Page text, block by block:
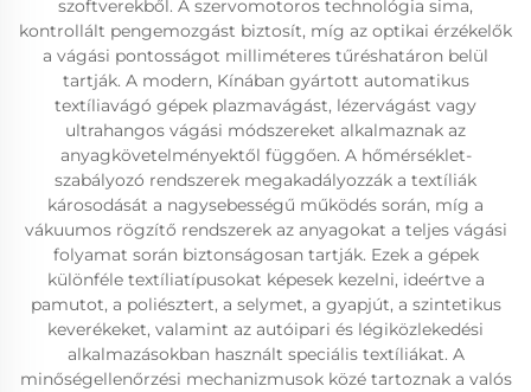
szoftverekből. A szervomotoros technológia sima,
kontrollált pengemozgást biztosít, míg az optikai érzékelők
a vágási pontosságot milliméteres tűréshatáron belül
tartják. A modern, Kínában gyártott automatikus
textíliavágó gépek plazmavágást, lézervágást vagy
ultrahangos vágási módszereket alkalmaznak az
anyagkövetelményektől függően. A hőmérséklet-
szabályozó rendszerek megakadályozzák a textíliák
károsodását a nagysebességű működés során, míg a
vákuumos rögzítő rendszerek az anyagokat a teljes vágási
folyamat során biztonságosan tartják. Ezek a gépek
különféle textíliatípusokat képesek kezelni, ideértve a
pamutot, a poliésztert, a selymet, a gyapjút, a szintetikus
keverékeket, valamint az autóipari és légiközlekedési
alkalmazásokban használt speciális textíliákat. A
minőségellenőrzési mechanizmusok közé tartoznak a valós